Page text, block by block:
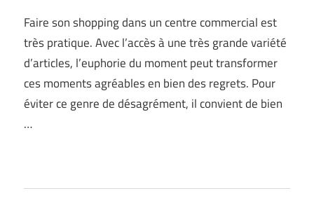
Faire son shopping dans un centre commercial est
très pratique. Avec l’accès à une très grande variété
d’articles, l’euphorie du moment peut transformer
ces moments agréables en bien des regrets. Pour
éviter ce genre de désagrément, il convient de bien
…